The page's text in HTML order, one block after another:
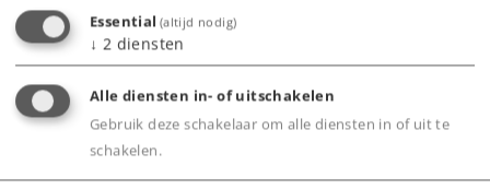
Klapbare draairongen.
Veel los gemonteerde detailonderdelen.
Met twee draaistellen als aantrekkelijke lading.
Product
Essential (altijd nodig)
↓ 2 diensten
Alle diensten in- of uitschakelen
Gebruik deze schakelaar om alle diensten in of uit te
schakelen.